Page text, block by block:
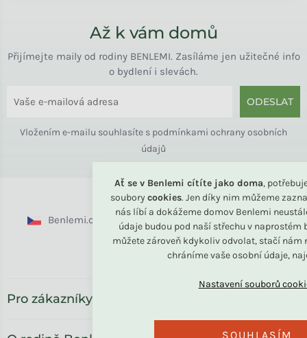
Ať se v Benlemi cítíte jako doma,
soubory cookies. Jen díky nim můžeme
nás líbí a dokážeme domov Benlemi
údaje budou pod naší střechu v naprostém
můžete zároveň kdykoliv odvolat, stačí nám
chráníme vaše osobní údaje,
SOUHLASÍM
Až k vám domů
Přijímejte maily od rodiny BENLEMI. Zasíláme jen užitečné info
o bydlení i slevách.
ODESLAT
Vložením e-mailu souhlasíte s podmínkami ochrany osobních
údajů
Benlemi.cz Benlemi.sk Benlemi.com
Benlemi.ro
Pro zákazníky